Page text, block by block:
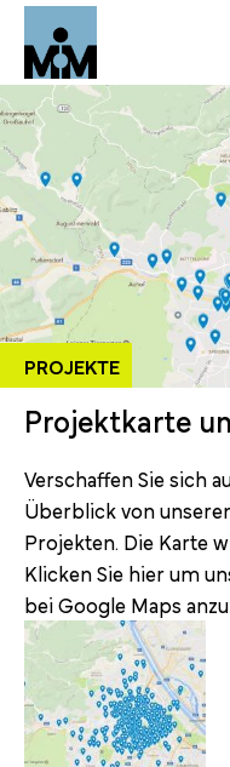
PROJEKTE
Projektkarte
Verschaffen Sie sich
Überblick von
Projekten. Die Karte
Klicken Sie hier um
bei Google Maps